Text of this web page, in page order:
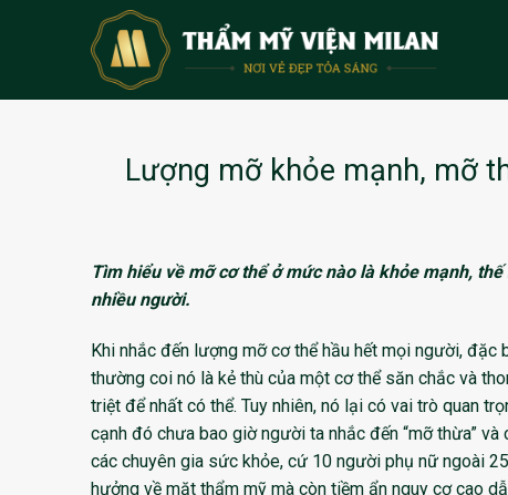
Lượng mỡ khỏe mạnh, mỡ
Tìm hiểu về mỡ cơ thể ở mức nào là khỏe mạnh,
nhiều người.
Khi nhắc đến lượng mỡ cơ thể hầu hết mọi người,
thường coi nó là kẻ thù của một cơ thể săn chắc và
triệt để nhất có thể. Tuy nhiên, nó lại có vai trò quan
cạnh đó chưa bao giờ người ta nhắc đến “mỡ thừa”
các chuyên gia sức khỏe, cứ 10 người phụ nữ ngoài
hưởng về mặt thẩm mỹ mà còn tiềm ẩn nguy cơ cao